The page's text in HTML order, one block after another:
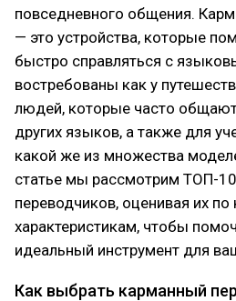
повседневного общения.
— это устройства, которые
быстро справляться с
востребованы как у
людей, которые часто
других языков, а также для
какой же из множества
статье мы рассмотрим ТОП-
переводчиков, оценивая их
характеристикам, чтобы
идеальный инструмент для
Как выбрать карманный